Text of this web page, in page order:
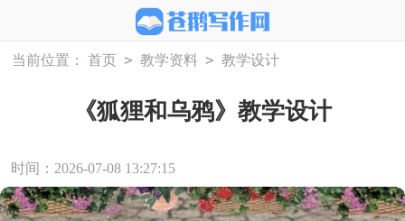
当前位置： 首页 > 教学资料 > 教学设计
《狐狸和乌鸦》教学设计
时间：2026-07-08 13:27:15